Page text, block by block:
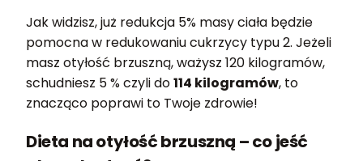
Jak widzisz, już redukcja 5% masy ciała będzie
pomocna w redukowaniu cukrzycy typu 2. Jeżeli
masz otyłość brzuszną, ważysz 120 kilogramów,
schudniesz 5 % czyli do114 kilogramów, to
znacząco poprawi to Twoje zdrowie!
Dieta na otyłość brzuszną – co jeść